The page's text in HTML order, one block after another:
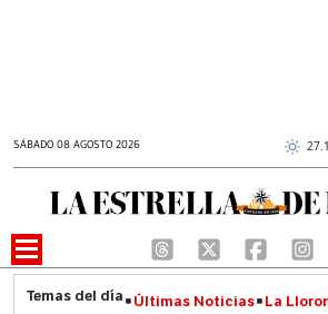
SÁBADO 08 AGOSTO 2026
Últimas Noticias La